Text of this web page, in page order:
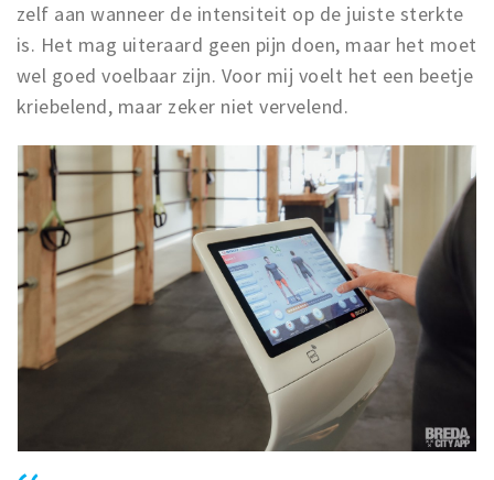
zelf aan wanneer de intensiteit op de juiste sterkte
is. Het mag uiteraard geen pijn doen, maar het moet
wel goed voelbaar zijn. Voor mij voelt het een beetje
kriebelend, maar zeker niet vervelend.